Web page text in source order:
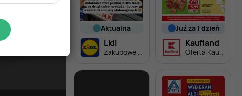
aktualna
Lidl
już za 1 dzień
Kaufland